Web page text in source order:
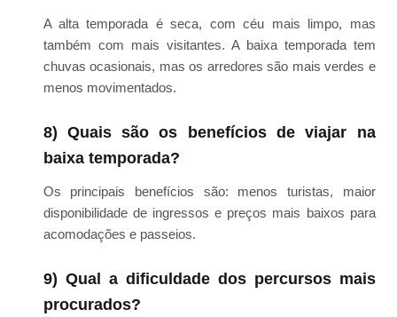
A alta temporada é seca, com céu mais limpo, mas
também com mais visitantes. A baixa temporada tem
chuvas ocasionais, mas os arredores são mais verdes e
menos movimentados.
8) Quais são os benefícios de viajar na
baixa temporada?
Os principais benefícios são: menos turistas, maior
disponibilidade de ingressos e preços mais baixos para
acomodações e passeios.
9) Qual a dificuldade dos percursos mais
procurados?